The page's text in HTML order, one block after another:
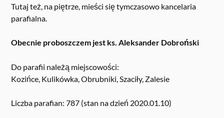
Tutaj też, na piętrze, mieści się tymczasowo kancelaria
parafialna.
Obecnie proboszczem jest ks. Aleksander Dobroński
Do parafii należą miejscowości:
Kozińce, Kulikówka, Obrubniki, Szaciły, Zalesie
Liczba parafian: 787 (stan na dzień 2020.01.10)